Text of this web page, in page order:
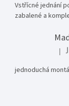
Vstřícné jednání
zabalené a
|
jednoduchá